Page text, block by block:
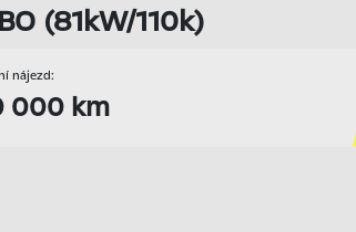
(81kW/110k)
nájezd:
000 km